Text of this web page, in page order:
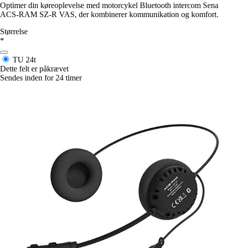
Optimer din køreoplevelse med motorcykel Bluetooth intercom Sena
ACS-RAM SZ-R VAS, der kombinerer kommunikation og komfort.
Størrelse
*
TU 24t
Dette felt er påkrævet
Sendes inden for 24 timer